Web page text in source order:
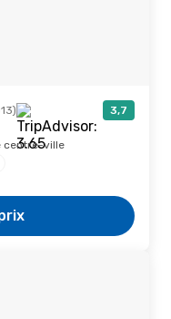
3,7
centre-ville